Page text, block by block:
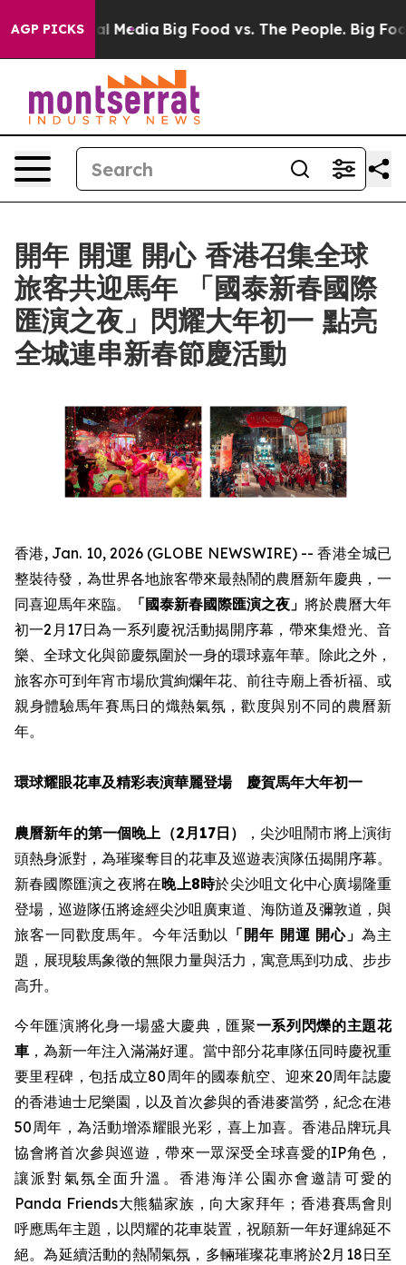
AGP PICKS
Social Media Big Food vs. The People. Big
開年 開運 開心 香港召集全球
旅客共迎馬年 「國泰新春國際
匯演之夜」閃耀大年初一 點亮
全城連串新春節慶活動
香港, Jan. 10, 2026 (GLOBE NEWSWIRE) -- 香港全城已
整裝待發，為世界各地旅客帶來最熱鬧的農曆新年慶典，一
同喜迎馬年來臨。
「國泰新春國際匯演之夜」 將於農曆大年
初一2月17日為一系列慶祝活動揭開序幕，帶來集燈光、音
樂、全球文化與節慶氛圍於一身的環球嘉年華。除此之外，
旅客亦可到年宵市場欣賞絢爛年花、前往寺廟上香祈福、或
親身體驗馬年賽馬日的熾熱氣氛，歡度與別不同的農曆新
年。
環球耀眼花車及精彩表演華麗登場 慶賀馬年大年初一
農曆新年的第一個晚上（2月17日）
，尖沙咀鬧市將上演街
頭熱身派對，為璀璨奪目的花車及巡遊表演隊伍揭開序幕。
新春國際匯演之夜將在晚上8時於尖沙咀文化中心廣場隆重
登場，巡遊隊伍將途經尖沙咀廣東道、海防道及彌敦道，與
旅客一同歡度馬年。今年活動以 「開年 開運 開心」為主
題，展現駿馬象徵的無限力量與活力，寓意馬到功成、步步
高升。
今年匯演將化身一場盛大慶典，匯聚一系列閃爍的主題花
車 ，為新一年注入滿滿好運。當中部分花車隊伍同時慶祝重
要里程碑，包括成立80周年的國泰航空、迎來20周年誌慶
的香港迪士尼樂園，以及首次參與的香港麥當勞，紀念在港
50周年，為活動增添耀眼光彩，喜上加喜。香港品牌玩具
協會將首次參與巡遊，帶來一眾深受全球喜愛的IP角色，
讓派對氣氛全面升溫。香港海洋公園亦會邀請可愛的
Panda Friends大熊貓家族，向大家拜年；香港賽馬會則
呼應馬年主題，以閃耀的花車裝置，祝願新一年好運綿延不
絕。為延續活動的熱鬧氣氛，多輛璀璨花車將於2月18日至